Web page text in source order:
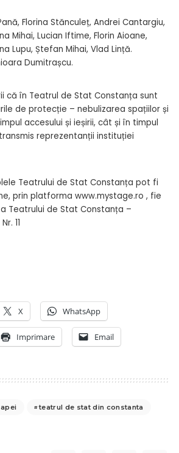
Florina Stănculeț, Andrei Cantargiu,
Mihai, Lucian Iftime, Florin Aioane,
Lupu, Ștefan Mihai, Vlad Lință.
Dumitrașcu.
că în Teatrul de Stat Constanța sunt
de protecție – nebulizarea spațiilor și
accesului și ieșirii, cât și în timpul
reprezentanții instituției
Teatrului de Stat Constanța pot fi
prin platforma www.mystage.ro , fie
Teatrului de Stat Constanța –
11
X WhatsApp
Imprimare Email
teatrul de stat din constanta